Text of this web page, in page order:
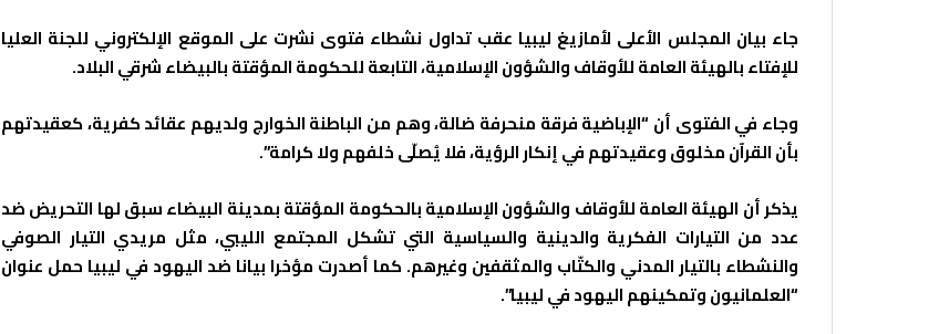
جاء بيان المجلس الأعلى لأمازيغ ليبيا عقب تداول نشطاء فتوى نشرت على الموقع الإلكتروني للجنة العليا
للإفتاء بالهيئة العامة للأوقاف والشؤون الإسلامية، التابعة للحكومة المؤقتة بالبيضاء شرقي البلاد.
وجاء في الفتوى أن “الإباضية فرقة منحرفة ضالة، وهم من الباطنة الخوارج ولديهم عقائد كفرية، كعقيدتهم
بأن القرآن مخلوق وعقيدتهم في إنكار الرؤية، فلا يُصلّى خلفهم ولا كرامة”.
يذكر أن الهيئة العامة للأوقاف والشؤون الإسلامية بالحكومة المؤقتة بمدينة البيضاء سبق لها التحريض ضد
عدد من التيارات الفكرية والدينية والسياسية التي تشكل المجتمع الليبي، مثل مريدي التيار الصوفي
والنشطاء بالتيار المدني والكتّاب والمثقفين وغيرهم. كما أصدرت مؤخرا بيانا ضد اليهود في ليبيا حمل عنوان
“العلمانيون وتمكينهم اليهود في ليبيا”.